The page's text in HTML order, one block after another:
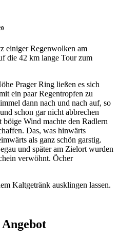
einiger Regenwolken am
die 42 km lange Tour zum
Prager Ring ließen es sich
ein paar Regentropfen zu
dann nach und nach auf, so
schon gar nicht abbrechen
Wind machte den Radlern
Das, was hinwärts
als ganz schön garstig.
und später am Zielort wurden
verwöhnt. Öcher
Kaltgetränk ausklingen lassen.